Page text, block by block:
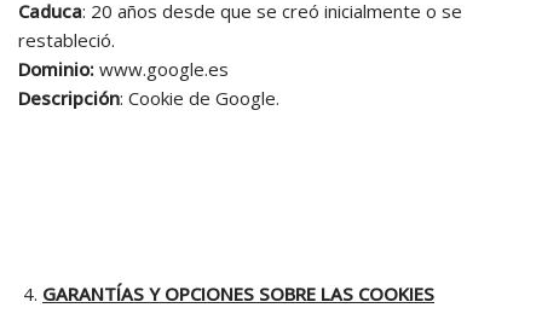
Caduca: 20 años desde que se creó inicialmente o se
restableció.
Dominio: www.google.es
Descripción: Cookie de Google.
GARANTÍAS Y OPCIONES SOBRE LAS COOKIES